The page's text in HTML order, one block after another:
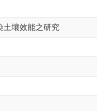
土壤效能之研究